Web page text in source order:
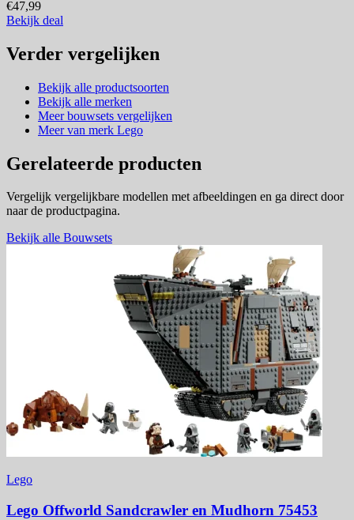
€47,99
Bekijk deal
Verder vergelijken
Bekijk alle productsoorten
Bekijk alle merken
Meer bouwsets vergelijken
Meer van merk Lego
Gerelateerde producten
Vergelijk vergelijkbare modellen met afbeeldingen en ga direct door
naar de productpagina.
Bekijk alle Bouwsets
Lego
Lego Offworld Sandcrawler en Mudhorn 75453